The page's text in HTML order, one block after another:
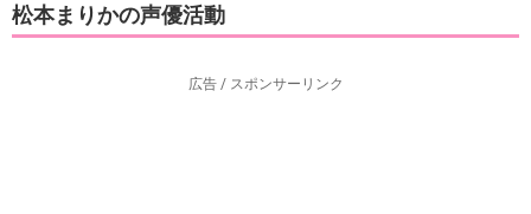
松本まりかの声優活動
広告 / スポンサーリンク